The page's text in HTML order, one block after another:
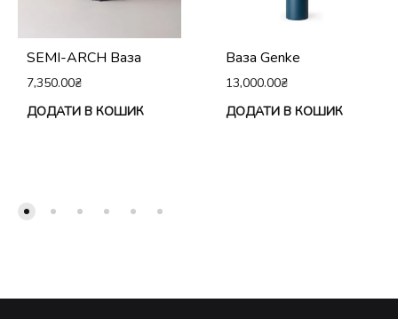
SEMI-ARCH Ваза
7,350.00₴
ДОДАТИ В КОШИК
Ваза Genke
13,000.00₴
ДОДАТИ В КОШИК